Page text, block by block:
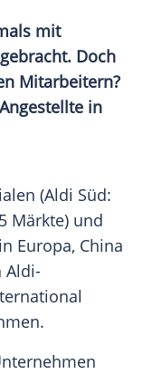
mit
Doch
Mitarbeitern?
in
(Aldi Süd:
Märkte) und
in Europa, China
Aldi-
.